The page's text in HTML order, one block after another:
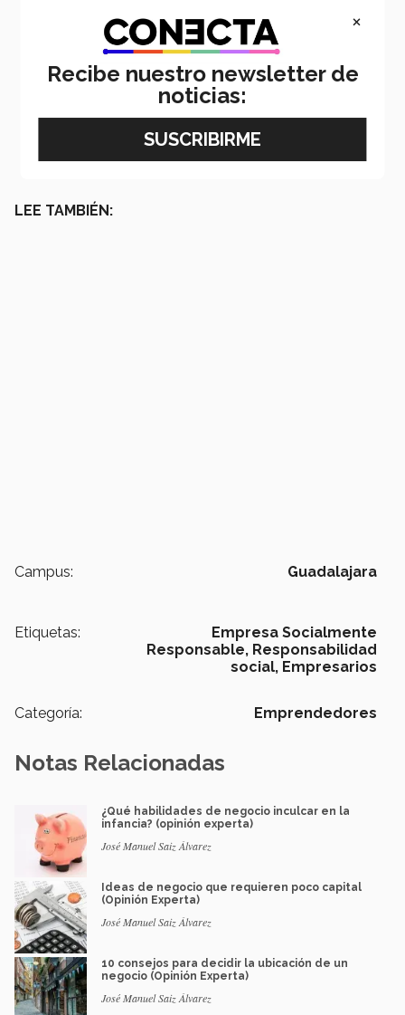
LEE TAMBIÉN:
Campus: Guadalajara
Etiquetas:
Empresa Socialmente
Responsable, Responsabilidad
social, Empresarios
Categoría: Emprendedores
Notas Relacionadas
¿Qué habilidades de negocio inculcar en la
infancia? (opinión experta)
José Manuel Saiz Álvarez
Ideas de negocio que requieren poco capital
(Opinión Experta)
José Manuel Saiz Álvarez
10 consejos para decidir la ubicación de un
negocio (Opinión Experta)
José Manuel Saiz Álvarez
×
Recibe nuestro newsletter de
noticias: